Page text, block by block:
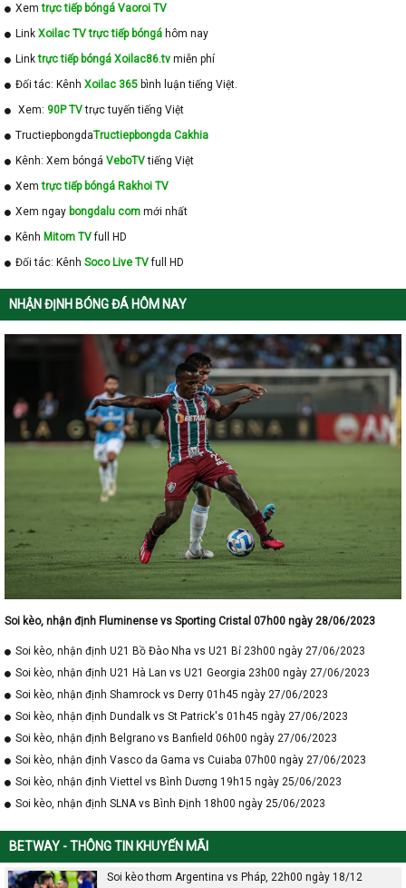
Xemtrực tiếp bóngá Vaoroi TV
Link Xoilac TV trực tiếp bóngá hôm nay
Linktrực tiếp bóngá Xoilac86.tv miễn phí
Đối tác: Kênh Xoilac 365 bình luận tiếng Việt.
Xem: 90P TVtrực tuyến tiếng Việt
TructiepbongdaTructiepbongda Cakhia
Kênh: Xem bóngá VeboTVtiếng Việt
Xemtrực tiếp bóngá Rakhoi TV
Xem ngay bongdalu com mới nhất
Kênh Mitom TVfull HD
Đối tác: Kênh Soco Live TVfull HD
NHẬN ĐỊNH BÓNG ĐÁ HÔM NAY
Soi kèo, nhận định Fluminense vs Sporting Cristal 07h00 ngày 28/06/2023
Soi kèo, nhận định U21 Bồ Đào Nha vs U21 Bỉ 23h00 ngày 27/06/2023
Soi kèo, nhận định U21 Hà Lan vs U21 Georgia 23h00 ngày 27/06/2023
Soi kèo, nhận định Shamrock vs Derry 01h45 ngày 27/06/2023
Soi kèo, nhận định Dundalk vs St Patrick's 01h45 ngày 27/06/2023
Soi kèo, nhận định Belgrano vs Banfield 06h00 ngày 27/06/2023
Soi kèo, nhận định Vasco da Gama vs Cuiaba 07h00 ngày 27/06/2023
Soi kèo, nhận định Viettel vs Bình Dương 19h15 ngày 25/06/2023
Soi kèo, nhận định SLNA vs Bình Định 18h00 ngày 25/06/2023
BETWAY - THÔNG TIN KHUYẾN MÃI
Soi kèo thơm Argentina vs Pháp, 22h00 ngày 18/12